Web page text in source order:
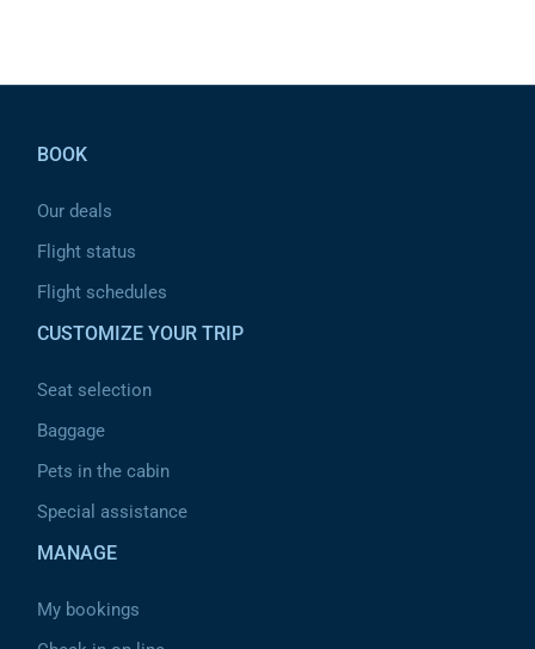
BOOK
Our deals
Flight status
Flight schedules
CUSTOMIZE YOUR TRIP
Seat selection
Baggage
Pets in the cabin
Special assistance
MANAGE
My bookings